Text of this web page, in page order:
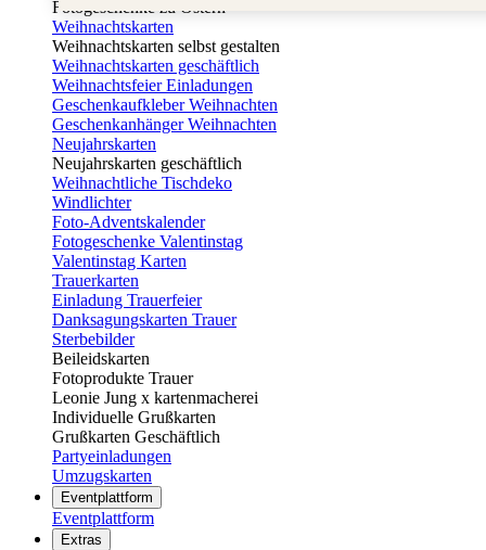
Fotogeschenke zu Ostern
Weihnachtskarten
Weihnachtskarten selbst gestalten
Weihnachtskarten geschäftlich
Weihnachtsfeier Einladungen
Geschenkaufkleber Weihnachten
Geschenkanhänger Weihnachten
Neujahrskarten
Neujahrskarten geschäftlich
Weihnachtliche Tischdeko
Windlichter
Foto-Adventskalender
Fotogeschenke Valentinstag
Valentinstag Karten
Trauerkarten
Einladung Trauerfeier
Danksagungskarten Trauer
Sterbebilder
Beileidskarten
Fotoprodukte Trauer
Leonie Jung x kartenmacherei
Individuelle Grußkarten
Grußkarten Geschäftlich
Partyeinladungen
Umzugskarten
Eventplattform
Eventplattform
Extras